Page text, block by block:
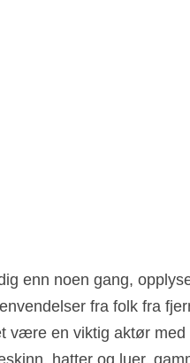
fra folk fra
være en viktig aktør